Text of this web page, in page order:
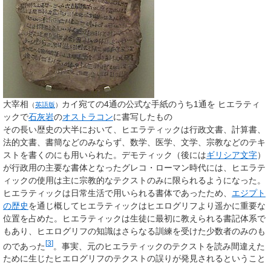
大宰相 （英語版 ） カイ宛ての4通の公式な手紙のうち1通を ヒエラティ
ックで石灰岩のオストラコンに書写したもの
その長い歴史の大半において、ヒエラティックは行政文書、計算書、
法的文書、書簡などのみならず、数学、医学、文学、宗教などのテキ
ストを書くのにも用いられた。デモティック（後にはギリシア文字）
が行政用の主要な書体となったグレコ・ローマン時代には、ヒエラテ
ィックの使用は主に宗教的なテクストのみに限られるようになった。
ヒエラティックは日常生活で用いられる書体であったため、 エジプト
の歴史を通じ概してヒエラティックはヒエログリフより遥かに重要な
位置を占めた。ヒエラティックは生徒に最初に教えられる書記体系で
もあり、ヒエログリフの知識はさらなる訓練を受けた少数者のみのも
のであった[3]。事実、元のヒエラティックのテクストを読み間違えた
ために生じたヒエログリフのテクストの誤りが発見されるということ